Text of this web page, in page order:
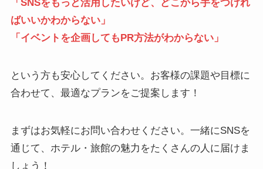
「SNSをもっと活用したいけど、どこから手をつけれ
ばいいかわからない」
「イベントを企画してもPR方法がわからない」
という方も安心してください。お客様の課題や目標に
合わせて、最適なプランをご提案します！
まずはお気軽にお問い合わせください。一緒にSNSを
通じて、ホテル・旅館の魅力をたくさんの人に届けま
しょう！